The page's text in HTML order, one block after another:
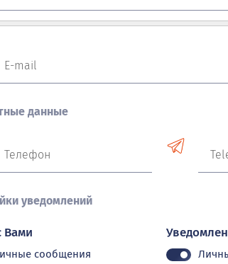
E-mail
данные
Телефон
уведомлений
Вами
сообщения